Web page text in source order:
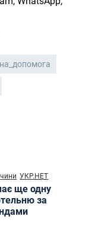
УКР.НЕТ
ще одну
за